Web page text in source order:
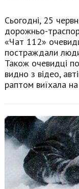
Сьогодні, 25
дорожньо-
«Чат 112»
постраждали
Також очевидці
видно з відео,
раптом виїхала на